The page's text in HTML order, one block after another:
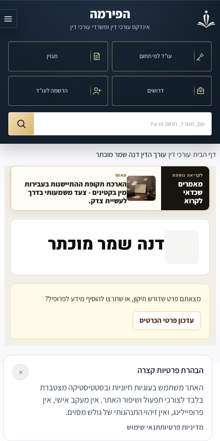
הפירמה
אינדקס עורכי דין ומשרדי עורכי דין
עו"ד לפי תחום מגזין
דרושים הרשמה לעו"ד
חיפוש לפי שם, משרד, תחום משפט או עיר
דף הבית/עורכי דין/עורך הדין דנה שמר מוכתר
מאמרים קשורים באתר
לקריאה נוספת
מאמרים
שכדאי
לקרוא
מאמר
הארכת תקופת ההתיישנות בעבירות
מין בקטינים - צעד משמעותי בדרך
לעשיית צדק.
דנה שמר מוכתר
מצאתם פרט שדורש תיקון, או שתרצו להוסיף מידע לפרופיל?
עדכון פרטי הכרטיס
שירותים משפטיים
דרושים צור קשר נגישותפרטיות
תנאי שימוש
© 2026 הפירמה. כל הזכויות שמורות.
הבהרת פרטיות קצרה
האתר משתמש בעוגיות חיוניות ובסטטיסטיקה מצטברת
בלבד לצורכי תפעול ושיפור האתר. אין מעקב אישי, אין
פרופיילינג, ואין זיהוי התנהגותי של גולש מסוים.
מדיניות פרטיותתנאי שימוש
×